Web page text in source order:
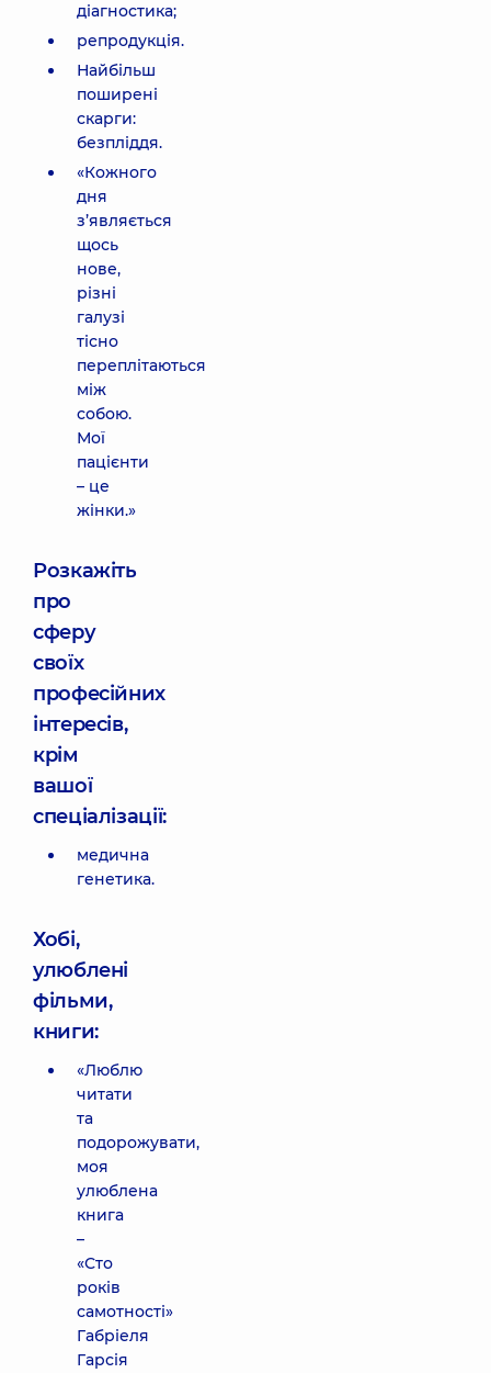
діагностика;
репродукція.
Найбільш
поширені
скарги:
безпліддя.
«Кожного
дня
з’являється
щось
нове,
різні
галузі
тісно
переплітаються
між
собою.
Мої
пацієнти
– це
жінки.»
Розкажіть
про
сферу
своїх
професійних
інтересів,
крім
вашої
спеціалізації:
медична
генетика.
Хобі,
улюблені
фільми,
книги:
«Люблю
читати
та
подорожувати,
моя
улюблена
книга
–
«Сто
років
самотності»
Габріеля
Гарсія